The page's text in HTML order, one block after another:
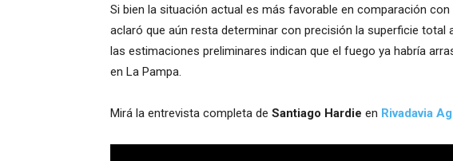
Si bien la situación actual es más favorable en comparación
aclaró que aún resta determinar con precisión la superficie
las estimaciones preliminares indican que el fuego ya habría
en La Pampa.
Mirá la entrevista completa de Santiago Hardie en Rivadavia